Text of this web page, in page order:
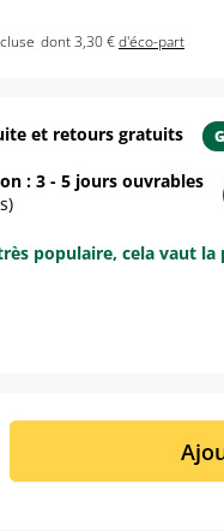
dont 3,30 €d'éco-part
et retours gratuits
: 3 - 5 jours ouvrables
populaire, cela vaut la
sur le produit
: Entrez